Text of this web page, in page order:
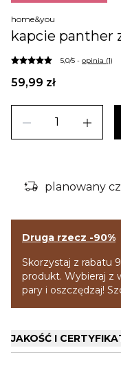
home&you
kapcie panther
5,0/5 - opinia (1)
59,99 zł
remove add
delivery_truck_bolt planowany
Druga rzecz -90%
Skorzystaj z rabatu
produkt. Wybieraj z
pary i oszczędzaj!
JAKOŚĆ I